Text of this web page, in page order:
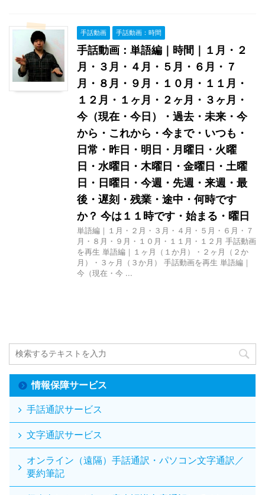
手話動画 手話動画：時間
手話動画：単語編｜時間｜１月・２
月・３月・４月・５月・６月・７
月・８月・９月・１０月・１１月・
１２月・１ヶ月・２ヶ月・３ヶ月・
今（現在・今日）・過去・未来・今
から・これから・今まで・いつも・
日常・昨日・明日・月曜日・火曜
日・水曜日・木曜日・金曜日・土曜
日・日曜日・今週・先週・来週・最
後・遅刻・残業・途中・何時です
か？ 今は１１時です・始まる・曜日
単語編｜１月・２月・３月・４月・５月・６月・７
月・８月・９月・１０月・１１月・１２月 手話動画
を再生 単語編｜１ヶ月（１か月）・２ヶ月（２か
月）・３ヶ月（３か月） 手話動画を再生 単語編｜
今（現在・今 ...
情報保障サービス
手話通訳サービス
文字通訳サービス
オンライン（遠隔）手話通訳・パソコン文字通訳／
要約筆記